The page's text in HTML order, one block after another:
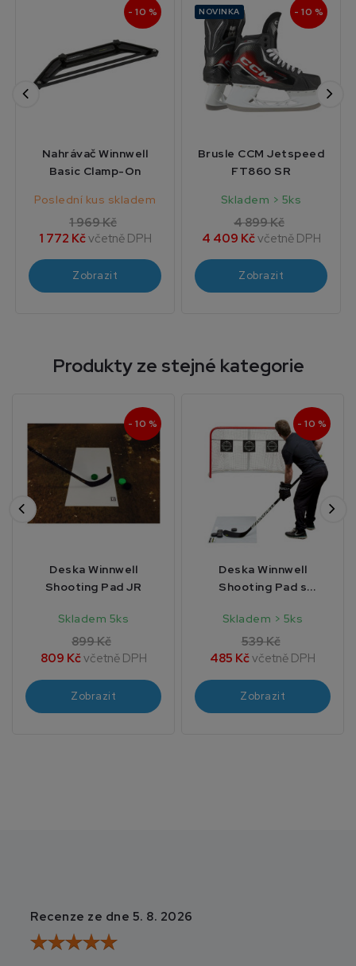
- 10 %
Nahrávač Winnwell
Basic Clamp-On
Poslední kus skladem
1 969 Kč
1 772 Kčvčetně DPH
Zobrazit
NOVINKA - 10 %
Brusle CCM Jetspeed
FT860 SR
Skladem > 5ks
4 899 Kč
4 409 Kčvčetně DPH
Zobrazit
Produkty ze stejné kategorie
- 10 %
Deska Winnwell
Shooting Pad JR
Skladem 5ks
899 Kč
809 Kčvčetně DPH
Zobrazit
- 10 %
Deska Winnwell
Shooting Pad s
1000x600x3mm
Skladem > 5ks
539 Kč
485 Kčvčetně DPH
Zobrazit
Recenze ze dne 5. 8. 2026